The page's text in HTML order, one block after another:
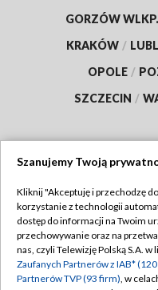
GORZÓW WLKP.
KRAKÓW /
OPOLE /
SZCZECIN /
Abonament TVP
Emisja w TVP
Szanujemy Twoją
Kliknij "Akceptuję i przechodzę
korzystanie z technologii
dostęp do informacji na Twoim
przechowywanie oraz na
nas, czyli Telewizję Polską S.A.
Zaufanych Partnerów z IAB*
Partnerów TVP (93 firm), w